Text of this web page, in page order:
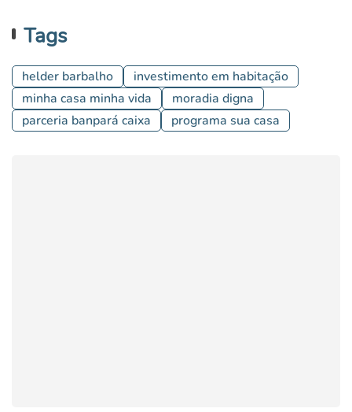
Tags
helder barbalho
investimento em habitação
minha casa minha vida
moradia digna
parceria banpará caixa
programa sua casa